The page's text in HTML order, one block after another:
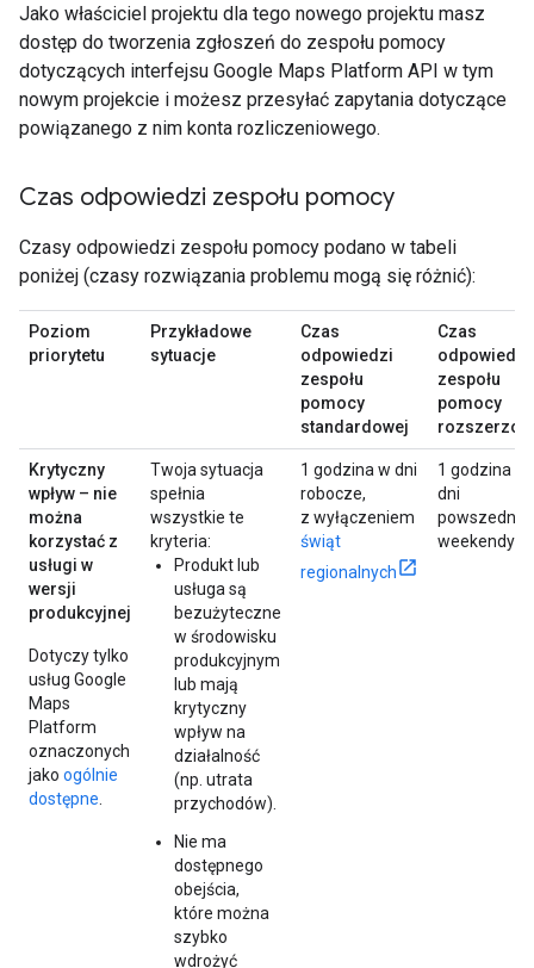
Jako właściciel projektu dla tego nowego projektu masz
dostęp do tworzenia zgłoszeń do zespołu pomocy
dotyczących interfejsu Google Maps Platform API w tym
nowym projekcie i możesz przesyłać zapytania dotyczące
powiązanego z nim konta rozliczeniowego.
Czas odpowiedzi zespołu pomocy
Czasy odpowiedzi zespołu pomocy podano w tabeli
poniżej (czasy rozwiązania problemu mogą się różnić):
Poziom
priorytetu
Przykładowe
sytuacje
Czas
odpowiedzi
zespołu
pomocy
standardowej
Czas
odpowiedzi
zespołu
pomocy
Krytyczny
wpływ – nie
można
korzystać z
usługi w
wersji
produkcyjnej
Dotyczy tylko
usług Google
Maps
Platform
oznaczonych
jako ogólnie
dostępne
Twoja sytuacja
spełnia
wszystkie te
kryteria:
Produkt lub
usługa są
bezużyteczne
w środowisku
produkcyjnym
lub mają
krytyczny
wpływ na
działalność
(np. utrata
przychodów).
Nie ma
dostępnego
obejścia,
które można
szybko
wdrożyć
1 godzina w dni
robocze,
z wyłączeniem
świąt
regionalnych
1 godzina w
dni
powszednie
weekendy